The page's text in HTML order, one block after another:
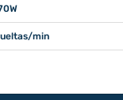
min